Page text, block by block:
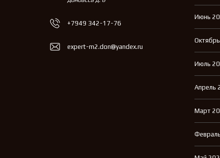
+7949 342-17-76
expert-m2.don@yandex.ru
Июнь
Июль
Апрель
Март